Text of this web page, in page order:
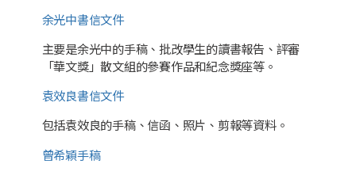
余光中書信文件
主要是余光中的手稿、批改學生的讀書報告、評審
「華文獎」散文組的參賽作品和紀念獎座等。
袁效良書信文件
包括袁效良的手稿、信函、照片、剪報等資料。
曾希穎手稿